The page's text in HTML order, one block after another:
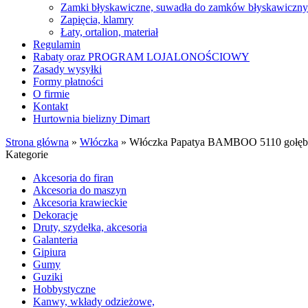
Zamki błyskawiczne, suwadła do zamków
Zapięcia, klamry
Łaty, ortalion, materiał
Regulamin
Rabaty oraz PROGRAM LOJALONOŚCIOWY
Zasady wysyłki
Formy płatności
O firmie
Kontakt
Hurtownia bielizny Dimart
Strona główna » Włóczka » Włóczka Papatya BAMBOO 5110
Kategorie
Akcesoria do firan
Akcesoria do maszyn
Akcesoria krawieckie
Dekoracje
Druty, szydełka, akcesoria
Galanteria
Gipiura
Gumy
Guziki
Hobbystyczne
Kanwy, wkłady odzieżowe,